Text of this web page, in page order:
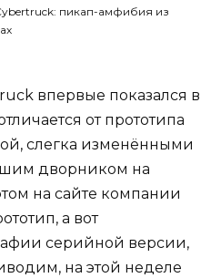
впервые показался в
от прототипа
слегка изменёнными
дворником на
на сайте компании
а вот
серийной версии,
на этой неделе